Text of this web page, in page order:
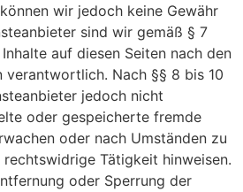
wir jedoch keine Gewähr
sind wir gemäß § 7
auf diesen Seiten nach den
verantwortlich. Nach §§ 8 bis 10
jedoch nicht
oder gespeicherte fremde
oder nach Umständen zu
Tätigkeit hinweisen.
oder Sperrung der